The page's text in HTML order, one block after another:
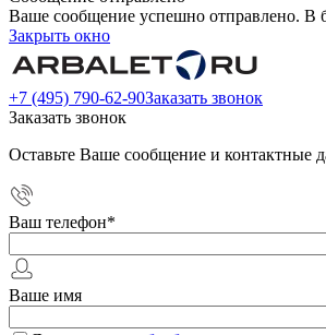
Ваше сообщение успешно отправлено. В
Закрыть окно
+7 (495) 790-62-90Заказать звонок
Заказать звонок
Оставьте Ваше сообщение и контактные
Ваш телефон*
Ваше имя